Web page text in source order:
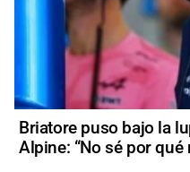
Briatore puso bajo la
Alpine: “No sé por qué